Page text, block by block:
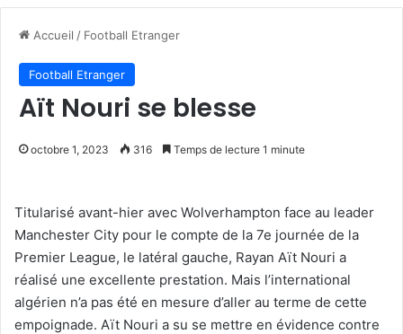
Accueil / Football Etranger
Football Etranger
Aït Nouri se blesse
octobre 1, 2023 316 Temps de lecture 1 minute
Titularisé avant-hier avec Wolverhampton face au leader
Manchester City pour le compte de la 7e journée de la
Premier League, le latéral gauche, Rayan Aït Nouri a
réalisé une excellente prestation. Mais l’international
algérien n’a pas été en mesure d’aller au terme de cette
empoignade. Aït Nouri a su se mettre en évidence contre